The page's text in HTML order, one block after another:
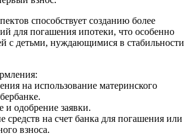
способствует созданию более
для погашения ипотеки, что особенно
с детьми, нуждающимися в стабильности
на использование материнского
и одобрение заявки.
средств на счет банка для погашения или
взноса.